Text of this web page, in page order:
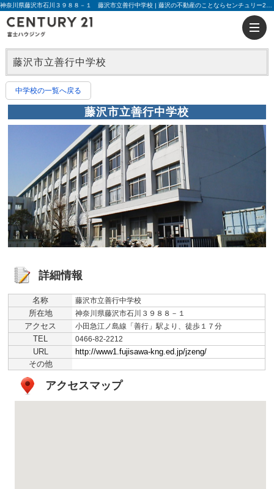
藤沢市立善行中学校
中学校の一覧へ戻る
藤沢市立善行中学校
詳細情報
名称 藤沢市立善行中学校
所在地 神奈川県藤沢市石川３９８８－１
アクセス 小田急江ノ島線「善行」駅より、徒歩１７分
TEL 0466-82-2212
URL
http://www1.fujisawa-kng.ed.jp/jzeng/
その他
アクセスマップ